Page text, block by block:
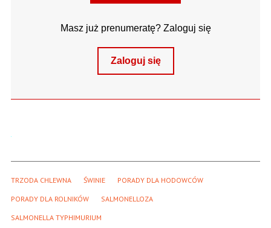
Masz już prenumeratę? Zaloguj się
Zaloguj się
TRZODA CHLEWNA ŚWINIE PORADY DLA HODOWCÓW
PORADY DLA ROLNIKÓW SALMONELLOZA
SALMONELLA TYPHIMURIUM